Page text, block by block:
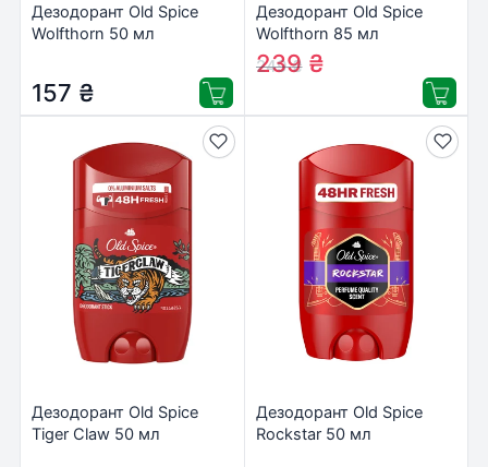
Дезодорант Old Spice
Wolfthorn 50 мл
(4084500019195/8700216162173)
157 ₴
Дезодорант Old Spice
Wolfthorn 85 мл
(8006540319697)
249₴
239 ₴
Дезодорант Old Spice
Tiger Claw 50 мл
Дезодорант Old Spice
Rockstar 50 мл